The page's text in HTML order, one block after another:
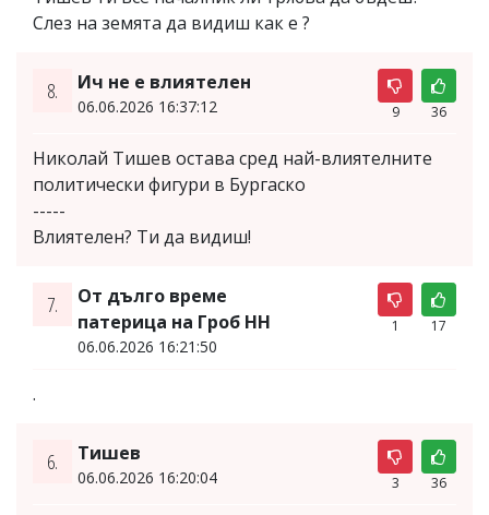
Слез на земята да видиш как е ?
8. Ич не е влиятелен
06.06.2026 16:37:12 9 36
Николай Тишев остава сред най-влиятелните
политически фигури в Бургаско
-----
Влиятелен? Ти да видиш!
7.
От дълго време
патерица на Гроб НН
06.06.2026 16:21:50
1 17
.
6. Тишев
06.06.2026 16:20:04 3 36